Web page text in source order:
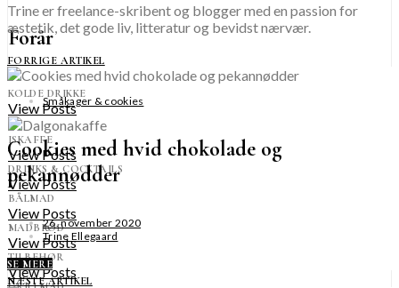
Forår
KOLDE DRIKKE
View Posts
ISKAFFE
View Posts
DRINKS & COCKTAILS
View Posts
BÅLMAD
View Posts
MADBRØD
View Posts
TILBEHØR
View Posts
Trine er freelance-skribent og blogger med en passion for
æstetik, det gode liv, litteratur og bevidst nærvær.
FORRIGE ARTIKEL
Småkager & cookies
Cookies med hvid chokolade og
pekannødder
26. november 2020
Trine Ellegaard
SE MERE
NÆSTE ARTIKEL